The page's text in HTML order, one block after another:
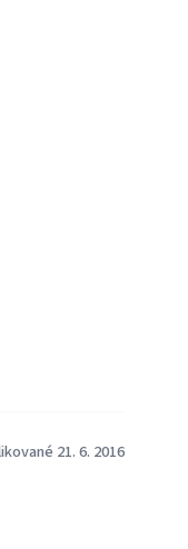
21. 6. 2016